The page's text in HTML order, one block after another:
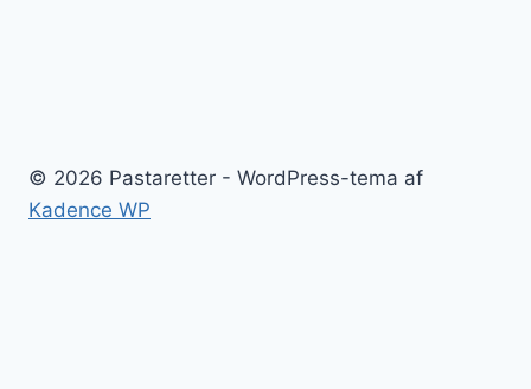
© 2026 Pastaretter - WordPress-tema af
Kadence WP